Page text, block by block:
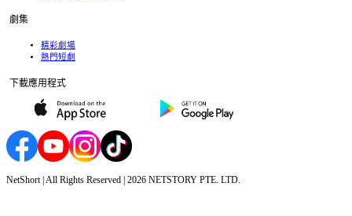
劇集
精彩劇場
熱門短劇
下載應用程式
NetShort | All Rights Reserved | 2026 NETSTORY PTE. LTD.